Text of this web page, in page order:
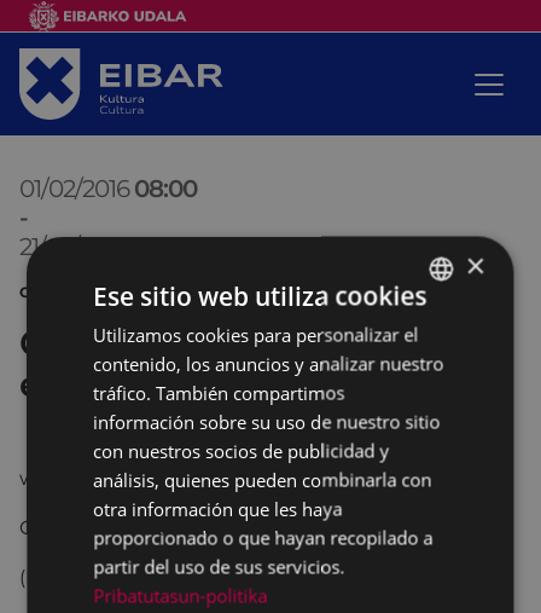
01/02/201608:00
-
21/02/201620:00
CONCURSO EUSKERA
Concurso de piropos en
euskera
www.eibar.eus/eu/kultura
Concurso para elegir el mejor piropo
(Plazo presentación piropos)
BASQUE
SPANISH
×
Ese sitio web utiliza cookies
Utilizamos cookies para personalizar el
contenido, los anuncios y analizar nuestro
tráfico. También compartimos
información sobre su uso de nuestro sitio
con nuestros socios de publicidad y
análisis, quienes pueden combinarla con
otra información que les haya
proporcionado o que hayan recopilado a
partir del uso de sus servicios.
Pribatutasun-politika